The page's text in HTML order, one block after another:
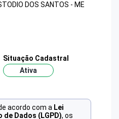
DOS SANTOS - ME
Situação Cadastral
Ativa
acordo com a Lei
de Dados (LGPD), os